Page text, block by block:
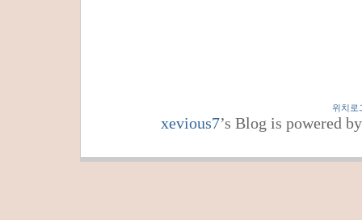
위치로
xevious7’s Blog is powered